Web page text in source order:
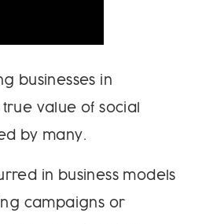
businesses in
value of social
by many.
in business models
campaigns or